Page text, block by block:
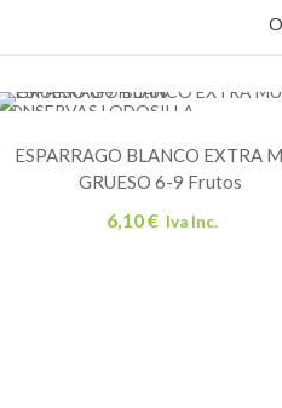
LODOSILLA
ESPARRAGO BLANCO EXTRA
GRUESO 6-9 Frutos
6,10€ Iva Inc.
AÑADIR